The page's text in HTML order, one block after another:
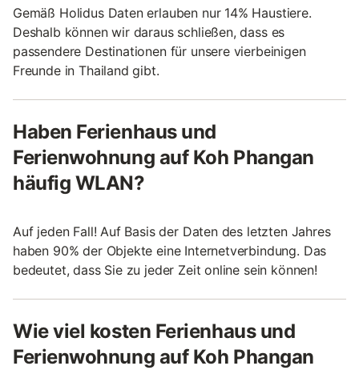
Gemäß Holidus Daten erlauben nur 14% Haustiere.
Deshalb können wir daraus schließen, dass es
passendere Destinationen für unsere vierbeinigen
Freunde in Thailand gibt.
Haben Ferienhaus und
Ferienwohnung auf Koh Phangan
häufig WLAN?
Auf jeden Fall! Auf Basis der Daten des letzten Jahres
haben 90% der Objekte eine Internetverbindung. Das
bedeutet, dass Sie zu jeder Zeit online sein können!
Wie viel kosten Ferienhaus und
Ferienwohnung auf Koh Phangan